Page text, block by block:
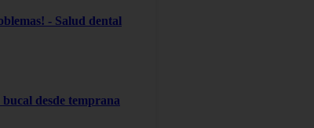
- Salud dental
desde temprana